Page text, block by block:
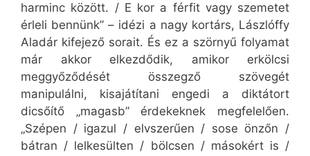
harminc között. / E kor a férfit vagy szemetet
érleli bennünk” – idézi a nagy kortárs, Lászlóffy
Aladár kifejező sorait. És ez a szörnyű folyamat
már akkor elkezdődik, amikor erkölcsi
meggyőződését összegző szövegét
manipulálni, kisajátítani engedi a diktátort
dicsőítő „magasb” érdekeknek megfelelően.
„Szépen / igazul / elvszerűen / sose önzőn /
bátran / lelkesülten / bölcsen / másokért is /